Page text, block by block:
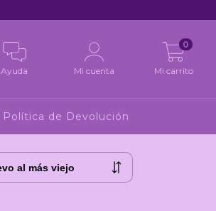
Ayuda Mi cuenta Mi carrito
0
Política de Devolución